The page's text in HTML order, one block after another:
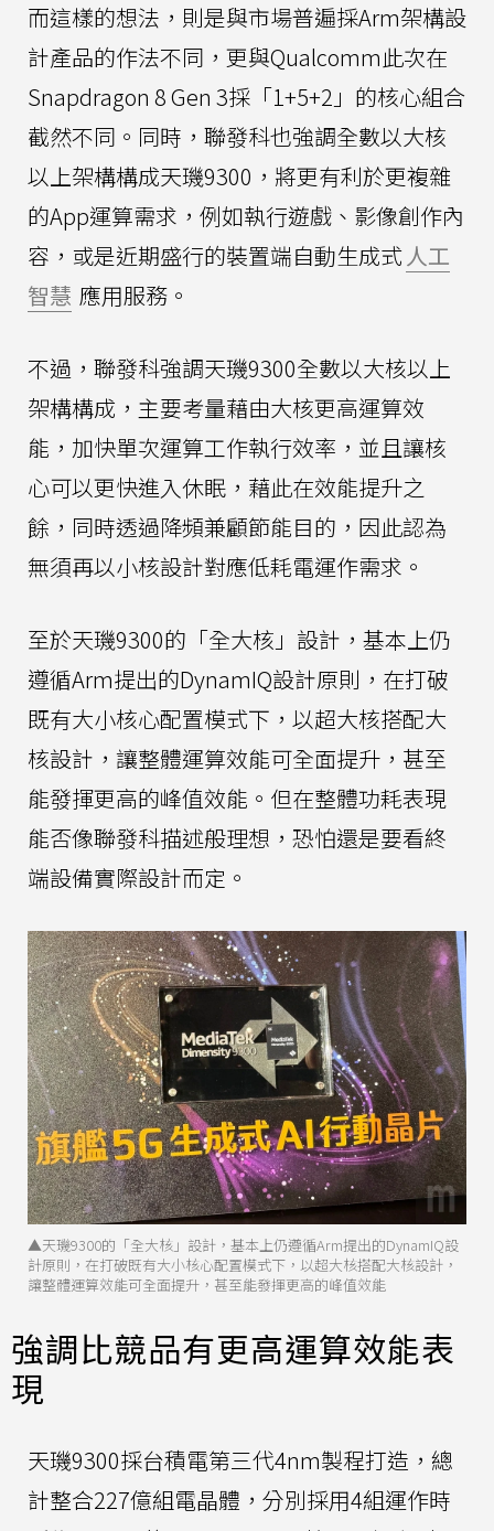
而這樣的想法，則是與市場普遍採Arm架構設
計產品的作法不同，更與Qualcomm此次在
Snapdragon 8 Gen 3採「1+5+2」的核心組合
截然不同。同時，聯發科也強調全數以大核
以上架構構成天璣9300，將更有利於更複雜
的App運算需求，例如執行遊戲、影像創作內
容，或是近期盛行的裝置端自動生成式人工
智慧 應用服務。
不過，聯發科強調天璣9300全數以大核以上
架構構成，主要考量藉由大核更高運算效
能，加快單次運算工作執行效率，並且讓核
心可以更快進入休眠，藉此在效能提升之
餘，同時透過降頻兼顧節能目的，因此認為
無須再以小核設計對應低耗電運作需求。
至於天璣9300的「全大核」設計，基本上仍
遵循Arm提出的DynamIQ設計原則，在打破
既有大小核心配置模式下，以超大核搭配大
核設計，讓整體運算效能可全面提升，甚至
能發揮更高的峰值效能。但在整體功耗表現
能否像聯發科描述般理想，恐怕還是要看終
端設備實際設計而定。
▲天璣9300的「全大核」設計，基本上仍遵循Arm提出的DynamIQ設
計原則，在打破既有大小核心配置模式下，以超大核搭配大核設計，
讓整體運算效能可全面提升，甚至能發揮更高的峰值效能
強調比競品有更高運算效能表
現
天璣9300採台積電第三代4nm製程打造，總
計整合227億組電晶體，分別採用4組運作時